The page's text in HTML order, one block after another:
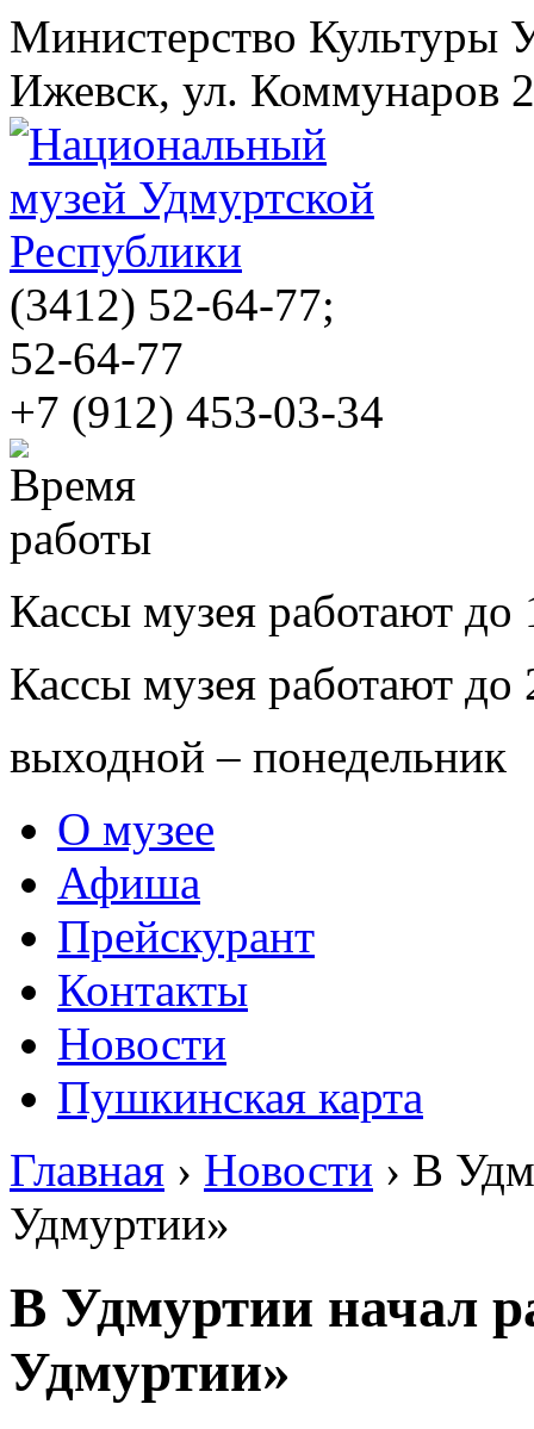
Министерство Культуры
Ижевск, ул. Коммунаров
(3412) 52-64-77;
52-64-77
+7 (912) 453-03-34
Кассы музея работают до
Кассы музея работают
выходной – понедельник
О музее
Афиша
Прейскурант
Контакты
Новости
Пушкинская карта
Главная › Новости › В
Удмуртии»
В Удмуртии начал
Удмуртии»